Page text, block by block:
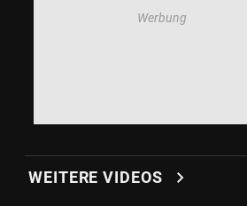
WEITERE VIDEOS chevron_right